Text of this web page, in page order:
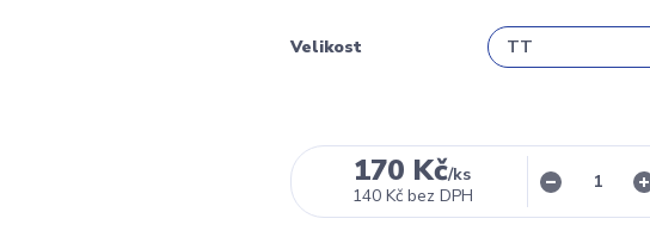
Velikost
170 Kč/ks
140 Kč bez DPH